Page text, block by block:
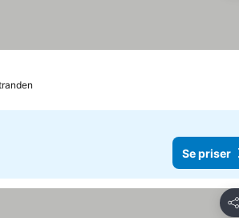
Se priser
Del